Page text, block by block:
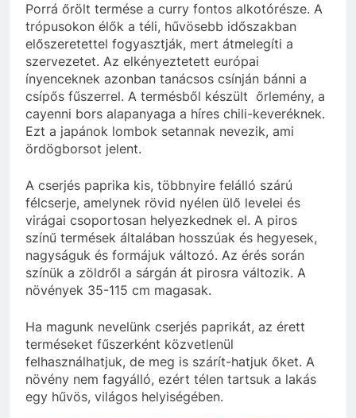
Porrá őrölt termése a curry fontos alkotórésze. A
trópusokon élők a téli, hűvösebb időszakban
előszeretettel fogyasztják, mert átmelegíti a
szervezetet. Az elkényeztetett európai
ínyenceknek azonban tanácsos csínján bánni a
csípős fűszerrel. A termésből készült őrlemény, a
cayenni bors alapanyaga a híres chili-keveréknek.
Ezt a japánok lombok setannak nevezik, ami
ördögborsot jelent.
A cserjés paprika kis, többnyire felálló szárú
félcserje, amelynek rövid nyélen ülő levelei és
virágai csoportosan helyezkednek el. A piros
színű termések általában hosszúak és hegyesek,
nagyságuk és formájuk változó. Az érés során
színük a zöldről a sárgán át pirosra változik. A
növények 35-115 cm magasak.
Ha magunk nevelünk cserjés paprikát, az érett
terméseket fűszerként közvetlenül
felhasználhatjuk, de meg is szárít-hatjuk őket. A
növény nem fagyálló, ezért télen tartsuk a lakás
egy hűvös, világos helyiségében.